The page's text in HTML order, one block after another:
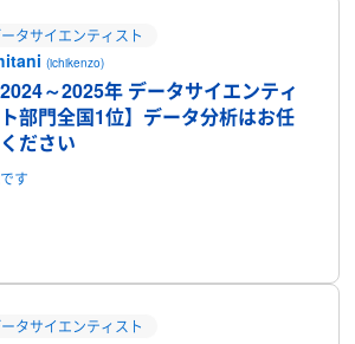
タサイエンティスト
(ichikenzo)
2024～2025年 データサイエンティ
部門全国1位】データ分析はお任
ださい
す
タサイエンティスト